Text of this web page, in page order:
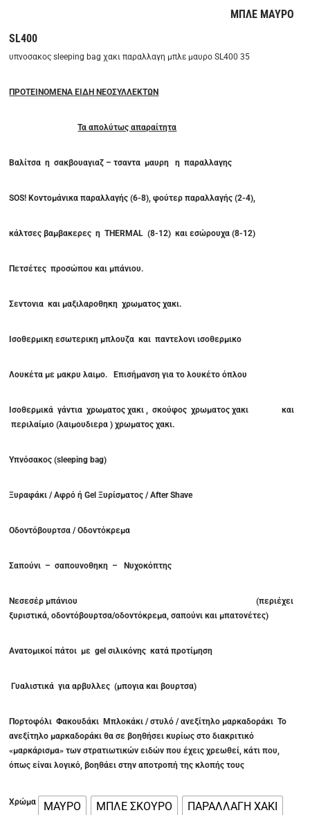
ΜΠΛΕ ΜΑΥΡΟ
SL400
υπνοσακος sleeping bag χακι παραλλαγη μπλε μαυρο SL400 35
ΠΡΟΤΕΙΝΟΜΕΝΑ ΕΙΔΗ ΝΕΟΣΥΛΛΕΚΤΩΝ
Τα απολύτως απαραίτητα
Βαλίτσα η σακβουαγιαζ – τσαντα μαυρη η παραλλαγης
SOS! Κοντομάνικα παραλλαγής (6-8), φούτερ παραλλαγής (2-4),
κάλτσες βαμβακερες ηTHERMAL (8-12) και εσώρουχα (8-12)
Πετσέτες προσώπου και μπάνιου.
Σεντονια και μαξιλαροθηκη χρωματος χακι.
Ισοθερμικη εσωτερικη μπλουζα και παντελονι ισοθερμικο
Λουκέτα με μακρυ λαιμο. Επισήμανση για το λουκέτο όπλου
Ισοθερμικά γάντια χρωματος χακι , σκούφος χρωματος χακι και
περιλαίμιο (λαιμουδιερα ) χρωματος χακι.
Υπνόσακος (sleeping bag)
Ξυραφάκι / Αφρό ή Gel Ξυρίσματος / After Shave
Οδοντόβουρτσα / Οδοντόκρεμα
Σαπούνι – σαπουνοθηκη – Νυχοκόπτης
Νεσεσέρ μπάνιου (περιέχει
ξυριστικά, οδοντόβουρτσα/οδοντόκρεμα, σαπούνι και μπατονέτες)
Ανατομικοί πάτοι μεgel σιλικόνης κατά προτίμηση
Γυαλιστικά για αρβυλλες (μπογια και βουρτσα)
Πορτοφόλι Φακουδάκι Μπλοκάκι / στυλό / ανεξίτηλο μαρκαδοράκι Το
ανεξίτηλο μαρκαδοράκι θα σε βοηθήσει κυρίως στο διακριτικό
«μαρκάρισμα» των στρατιωτικών ειδών που έχεις χρεωθεί, κάτι που,
όπως είναι λογικό, βοηθάει στην αποτροπή της κλοπής τους
Χρώμα ΜΑΥΡΟ ΜΠΛΕ ΣΚΟΥΡΟ
ΠΑΡΑΛΛΑΓΗ ΧΑΚΙ